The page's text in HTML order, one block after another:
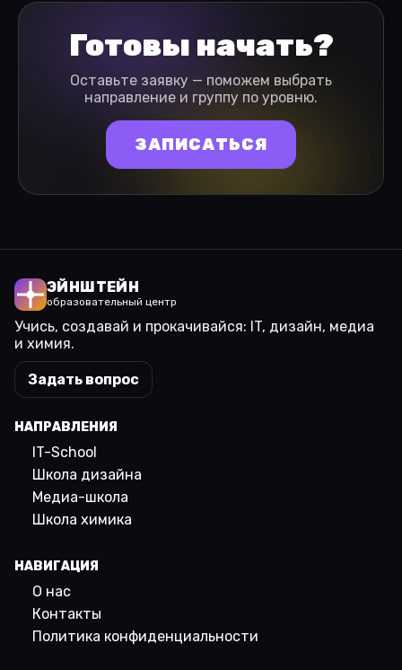
Готовы начать?
Оставьте заявку — поможем выбрать
направление и группу по уровню.
ЗАПИСАТЬСЯ
ЭЙНШТЕЙН
образовательный центр
Учись, создавай и прокачивайся: IT, дизайн, медиа
и химия.
Задать вопрос
НАПРАВЛЕНИЯ
IT-School
Школа дизайна
Медиа-школа
Школа химика
НАВИГАЦИЯ
О нас
Контакты
Политика конфиденциальности